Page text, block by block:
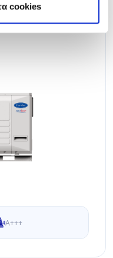
cookies
A+++